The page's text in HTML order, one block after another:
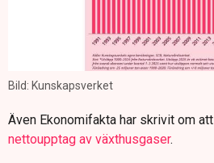
Bild: Kunskapsverket
Även Ekonomifakta har skrivit om att
nettoupptag av växthusgaser.